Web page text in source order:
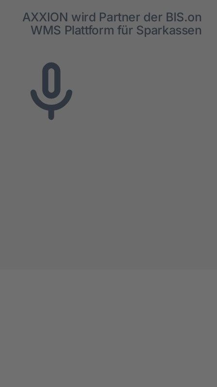
AXXION wird Part­ner der BIS.on
WMS Platt­form für Spar­kas­sen